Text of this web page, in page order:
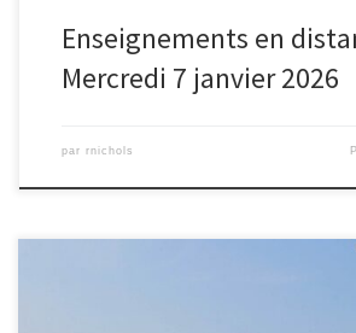
Enseignements en
Mercredi 7 janvier 2026
par rnichols